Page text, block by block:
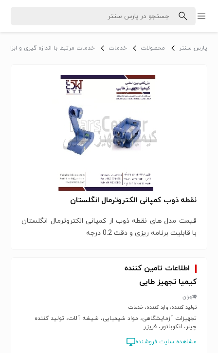
پارس سنتر محصولات خدمات خدمات مرتبط با اندازه گیری و ابزار
نقطه ذوب کمپانی الکتروترمال انگلستان
قیمت مدل های نقطه ذوب از کمپانی الکتروترمال انگلستان
با قابلیت برنامه ریزی و دقت 0.2 درجه
اطلاعات تامین کننده
کیمیا تجهیز طایی
تهران
تولید کننده، وارد کننده، خدمات
تجهیزات آزمایشگاهی، مواد شیمیایی، شیشه آلات، تولید کننده
چیلر، انکوباتور، فریزر
مشاهده سایت فروشنده